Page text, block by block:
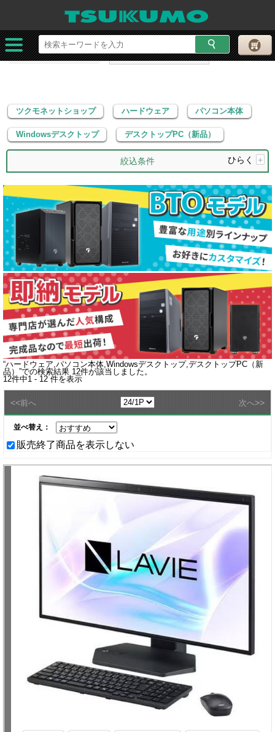
ツクモネットショップ ハードウェア
パソコン本体
Windowsデスクトップ
デスクトップPC（新品）
ツクモネットショップ ハードウェア パソコン本体
Windowsデスクトップ デスクトップPC（新品）
絞込条件 ひらく +
“ハードウェア,パソコン本体,Windowsデスクトップ,デスクトップPC（新
品） ”での検索結果 12件が該当しました。
12件中1 - 12 件を表示
<<前へ 次へ>>
並べ替え：
販売終了商品を表示しない